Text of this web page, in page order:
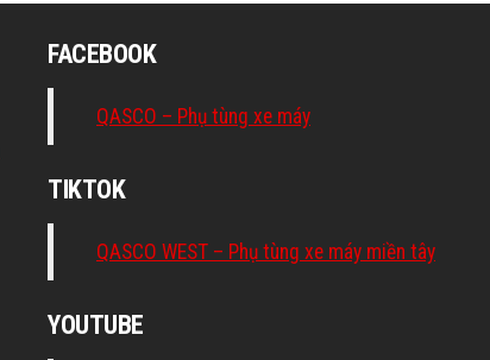
FACEBOOK
QASCO – Phụ tùng xe máy
TIKTOK
QASCO WEST – Phụ tùng xe máy miền tây
YOUTUBE